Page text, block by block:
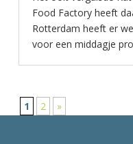
Food Factory heeft
Rotterdam heeft er
voor een middagje
1 2 »